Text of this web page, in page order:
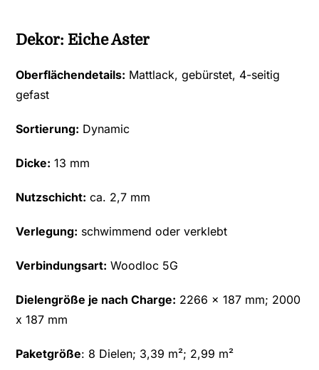
Dekor: Eiche Aster
Oberflächendetails: Mattlack, gebürstet, 4-seitig
gefast
Sortierung: Dynamic
Dicke: 13 mm
Nutzschicht: ca. 2,7 mm
Verlegung: schwimmend oder verklebt
Verbindungsart: Woodloc 5G
Dielengröße je nach Charge: 2266 x 187 mm; 2000
x 187 mm
Paketgröße: 8 Dielen; 3,39 m²; 2,99 m²